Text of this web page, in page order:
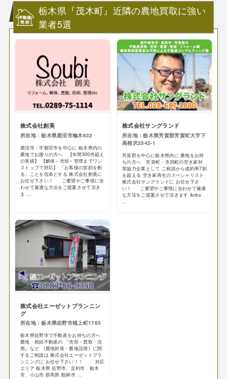
栃木県『茂木町』近隣の農地買取に強い
業者5選
株式会社創美
所在地：栃木県鹿沼市楡木632
鹿沼市・宇都宮市を中心に 栃木県内の
農地でお困りの方へ 【年間300件超え
の実績】 【解体～売却～管理までワン
ストップで対応】 「お客様の笑顔を創
る」ことを信条とする 株式会社創美に
お任せ下さい！ ご要望やご事情に合
わせて最適な方法をご提案させて頂き
ま ...
株式会社サングランド
所在地：栃木県芳賀郡芳賀町大字下
高根沢2542-1
芳賀郡を中心に栃木県内に 農地をお持
ちの方へ 芳賀町・市貝町の空き家対
策協力企業として ご相談から成約率7割
を超える 空き家再生のスペシャリスト
株式会社サングランドに お任せ下さ
い！ ご要望やご事情に合わせて最適
な方法をご提案させて頂きます &nbs
...
株式会社エーゼットプランニン
グ
所在地：栃木県佐野市植上町1765
栃木県佐野市で不動産をお持ちの方へ
農地・相続不動産の 『売却・買取・活
用』など 《農地対策・農地活用》に関
するご相談は 株式会社エーゼットプラ
ンニングに お任せ下さい！！ 対応
エリア 栃木県 佐野市、足利市、栃木
市、小山市 群馬県 館林市 ...